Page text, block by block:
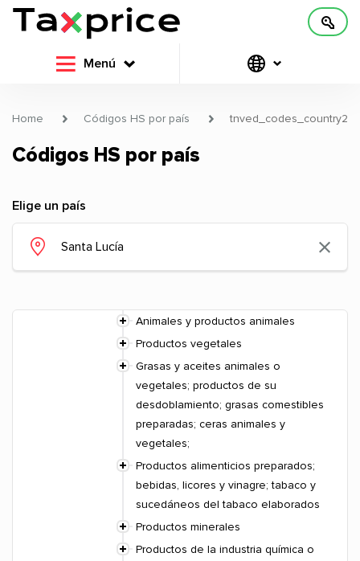
Menú
Home Códigos HS por país tnved_codes_country2
Códigos HS por país
Elige un país
Animales y productos animales
Productos vegetales
Grasas y aceites animales o
vegetales; productos de su
desdoblamiento; grasas comestibles
preparadas; ceras animales y
vegetales;
Productos alimenticios preparados;
bebidas, licores y vinagre; tabaco y
sucedáneos del tabaco elaborados
Productos minerales
Productos de la industria química o